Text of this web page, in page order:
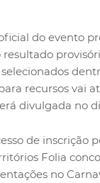
do evento
recursos vai
divulgada no
de inscrição
Folia
no